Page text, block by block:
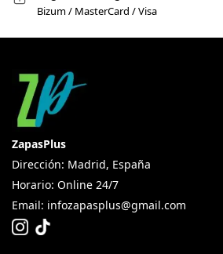
Bizum / MasterCard / Visa
ZapasPlus
Dirección: Madrid, España
Horario: Online 24/7
Email: infozapasplus@gmail.com